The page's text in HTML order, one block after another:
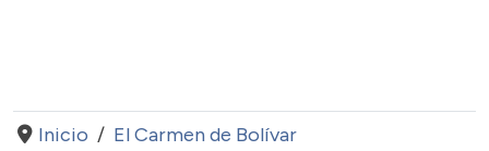
Inicio
El Carmen de Bolívar